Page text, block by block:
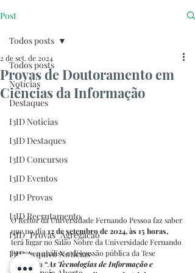
Post
Todos posts
Notícias
Destaques
I3ID Noticias
I3ID Destaques
I3ID Concursos
I3ID Eventos
I3ID Provas
I3ID Recrutamento
I3ID_Provas_Agregacao
I3ID Arquivo Notícias
Todos posts
Provas de Doutoramento em
Ciências da Informação
2 de set. de 2024
O Reitor da Universidade Fernando Pessoa faz saber
que no dia 12 de setembro de 2024, às 15 horas,
terá lugar no Salão Nobre da Universidade Fernando
Pessoa, a análise e discussão pública da Tese
intitulada “As Tecnologias de Informação e